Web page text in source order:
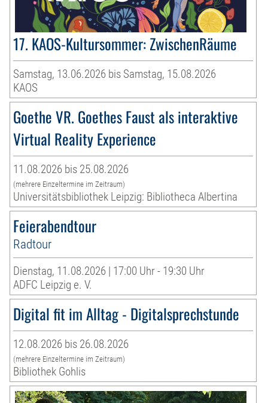
17. KAOS-Kultursommer: ZwischenRäume
Samstag, 13.06.2026 bis Samstag, 15.08.2026
KAOS
Goethe VR. Goethes Faust als interaktive
Virtual Reality Experience
11.08.2026 bis 25.08.2026
(mehrere Einzeltermine im Zeitraum)
Universitätsbibliothek Leipzig: Bibliotheca Albertina
Feierabendtour
Radtour
Dienstag, 11.08.2026 | 17:00 Uhr - 19:30 Uhr
ADFC Leipzig e. V.
Digital fit im Alltag - Digitalsprechstunde
12.08.2026 bis 26.08.2026
(mehrere Einzeltermine im Zeitraum)
Bibliothek Gohlis